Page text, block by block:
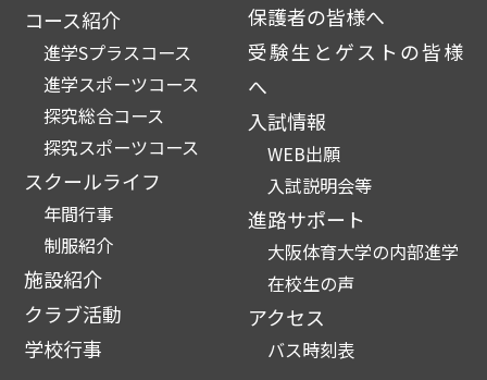
コース紹介
進学Sプラスコース
進学スポーツコース
探究総合コース
探究スポーツコース
スクールライフ
年間行事
制服紹介
施設紹介
クラブ活動
学校行事
保護者の皆様へ
受験生とゲストの皆様
へ
入試情報
WEB出願
入試説明会等
進路サポート
大阪体育大学の内部進学
在校生の声
アクセス
バス時刻表